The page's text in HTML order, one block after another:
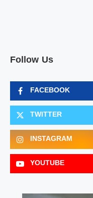
Follow Us
FACEBOOK
TWITTER
INSTAGRAM
YOUTUBE